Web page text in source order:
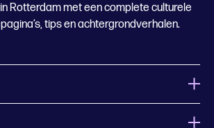
Rotterdam met een complete culturele
tips en achtergrondverhalen.